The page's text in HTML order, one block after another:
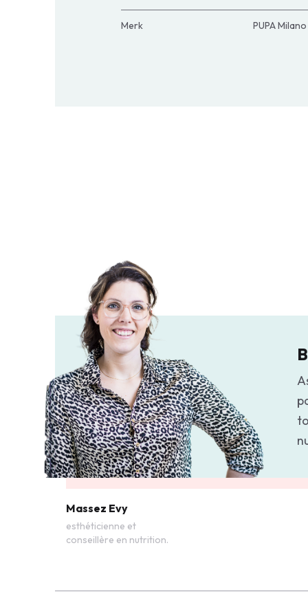
Merk PUPA Milano
Massez Evy
esthéticienne et
conseillère en nutrition.